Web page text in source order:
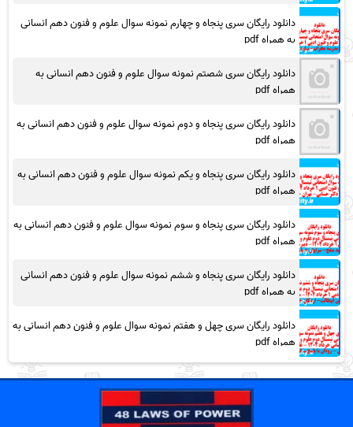
دانلود رایگان سری پنجاه و چهارم نمونه سوال علوم و فنون دهم انسانی
به همراه pdf
دانلود رایگان سری شصتم نمونه سوال علوم و فنون دهم انسانی به
همراه pdf
دانلود رایگان سری پنجاه و دوم نمونه سوال علوم و فنون دهم انسانی به
همراه pdf
دانلود رایگان سری پنجاه و یکم نمونه سوال علوم و فنون دهم انسانی به
همراه pdf
دانلود رایگان سری پنجاه و سوم نمونه سوال علوم و فنون دهم انسانی به
همراه pdf
دانلود رایگان سری پنجاه و ششم نمونه سوال علوم و فنون دهم انسانی
به همراه pdf
دانلود رایگان سری چهل و هفتم نمونه سوال علوم و فنون دهم انسانی به
همراه pdf